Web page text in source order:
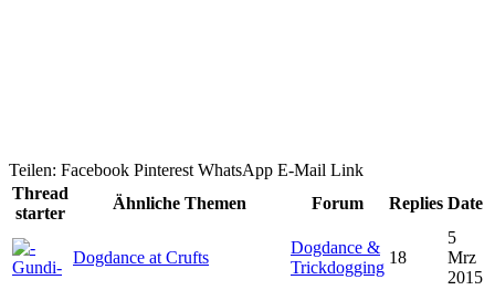
Teilen: Facebook Pinterest WhatsApp E-Mail Link
Thread
starter
Ähnliche Themen Forum Replies Date
Dogdance at Crufts
Dogdance &
Trickdogging
18
5
Mrz
2015